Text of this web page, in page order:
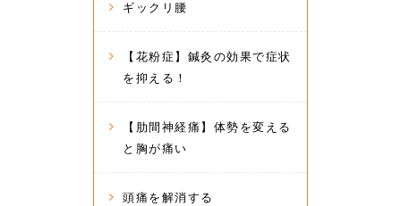
ギックリ腰
【花粉症】鍼灸の効果で症状
を抑える！
【肋間神経痛】体勢を変える
と胸が痛い
頭痛を解消する